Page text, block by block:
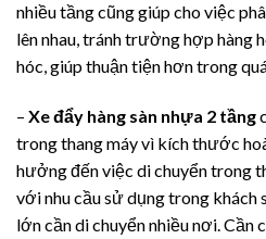
nhiều tầng cũng giúp cho việc
lên nhau, tránh trường hợp hàng
hóc, giúp thuận tiện hơn trong
– Xe đẩy hàng sàn nhựa 2 tầng
trong thang máy vì kích thước
hưởng đến việc di chuyển trong
với nhu cầu sử dụng trong khách
lớn cần di chuyển nhiều nơi. Cần